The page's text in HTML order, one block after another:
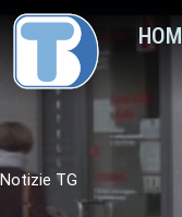
Notizie TG